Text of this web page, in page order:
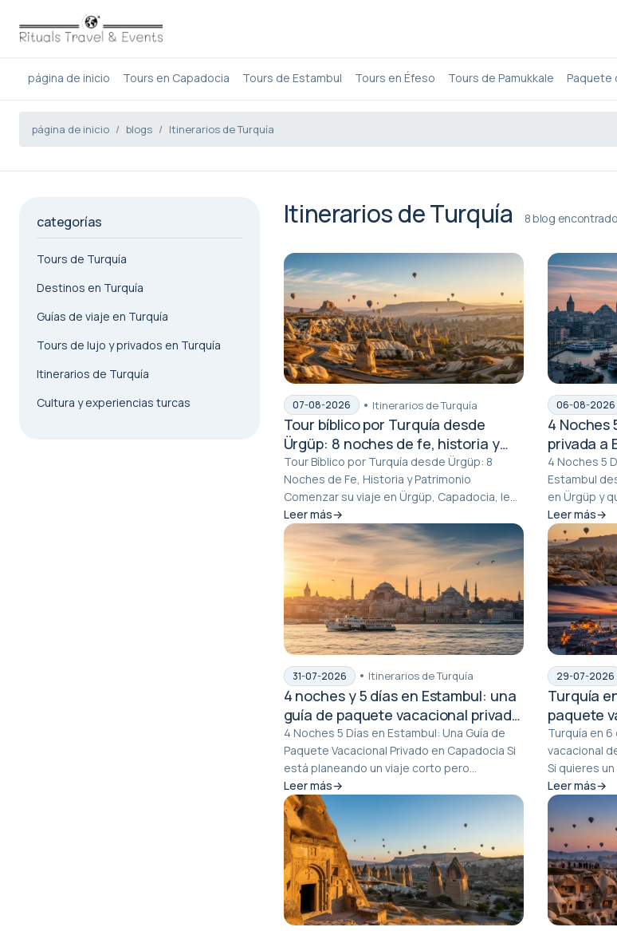
página de inicio Tours en Capadocia Tours de Estambul Tours en Éfeso Tours de Pamukkale Paquete
página de inicio blogs Itinerarios de Turquía
categorías
Tours de Turquía
Destinos en Turquía
Guías de viaje en Turquía
Tours de lujo y privados en Turquía
Itinerarios de Turquía
Cultura y experiencias turcas
Itinerarios de Turquía 8 blog encontrado
07-08-2026 Itinerarios de Turquía
Tour bíblico por Turquía desde
Ürgüp: 8 noches de fe, historia y
patrimonio
Tour Bíblico por Turquía desde Ürgüp: 8
Noches de Fe, Historia y Patrimonio
Comenzar su viaje en Ürgüp, Capadocia, le
da a esta ruta bí...
Leer más
06-08-2026
4 Noches
privada a
4 Noches 5
Estambul desde
en Ürgüp y
Capadocia...
Leer más
31-07-2026 Itinerarios de Turquía
4 noches y 5 días en Estambul: una
guía de paquete vacacional privado
en Capadocia
4 Noches 5 Días en Estambul: Una Guía de
Paquete Vacacional Privado en Capadocia Si
está planeando un viaje corto pero
memorable por Tu...
Leer más
29-07-2026
Turquía
paquete
Turquía en
vacacional
Si quieres
surrealis...
Leer más